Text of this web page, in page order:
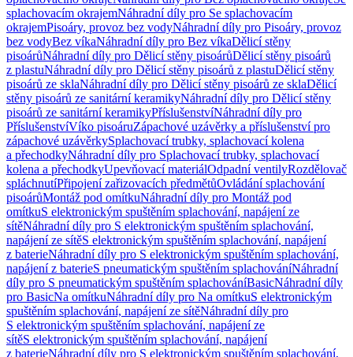
splachovacím okrajemNáhradní díly pro Se splachovacím
okrajemPisoáry, provoz bez vodyNáhradní díly pro Pisoáry, provoz
bez vodyBez víkaNáhradní díly pro Bez víkaDělicí stěny
pisoárůNáhradní díly pro Dělicí stěny pisoárůDělicí stěny pisoárů
z plastuNáhradní díly pro Dělicí stěny pisoárů z plastuDělicí stěny
pisoárů ze sklaNáhradní díly pro Dělicí stěny pisoárů ze sklaDělicí
stěny pisoárů ze sanitární keramikyNáhradní díly pro Dělicí stěny
pisoárů ze sanitární keramikyPříslušenstvíNáhradní díly pro
PříslušenstvíVíko pisoáruZápachové uzávěrky a příslušenství pro
zápachové uzávěrkySplachovací trubky, splachovací kolena
a přechodkyNáhradní díly pro Splachovací trubky, splachovací
kolena a přechodkyUpevňovací materiálOdpadní ventilyRozdělovač
spláchnutíPřipojení zařizovacích předmětůOvládání splachování
pisoárůMontáž pod omítkuNáhradní díly pro Montáž pod
omítkuS elektronickým spuštěním splachování, napájení ze
sítěNáhradní díly pro S elektronickým spuštěním splachování,
napájení ze sítěS elektronickým spuštěním splachování, napájení
z baterieNáhradní díly pro S elektronickým spuštěním splachování,
napájení z baterieS pneumatickým spuštěním splachováníNáhradní
díly pro S pneumatickým spuštěním splachováníBasicNáhradní díly
pro BasicNa omítkuNáhradní díly pro Na omítkuS elektronickým
spuštěním splachování, napájení ze sítěNáhradní díly pro
S elektronickým spuštěním splachování, napájení ze
sítěS elektronickým spuštěním splachování, napájení
z baterieNáhradní díly pro S elektronickým spuštěním splachování,